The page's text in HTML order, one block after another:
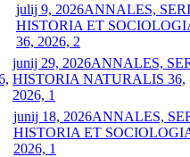
julij 9, 2026ANNALES,
HISTORIA ET
36, 2026, 2
junij 29, 2026ANNALES,
HISTORIA NATURALIS 36,
2026, 1
junij 18, 2026ANNALES,
HISTORIA ET
2026, 1